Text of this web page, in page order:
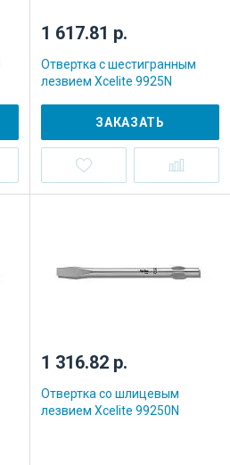
1 617.81 р.
Отвертка с шестигранным
лезвием Xcelite 9925N
ЗАКАЗАТЬ
1 316.82 р.
Отвертка со шлицевым
лезвием Xcelite 99250N